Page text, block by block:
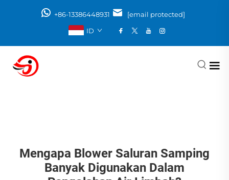
+86-13386448931
[email protected]
ID
Mengapa Blower Saluran Samping
Banyak Digunakan Dalam